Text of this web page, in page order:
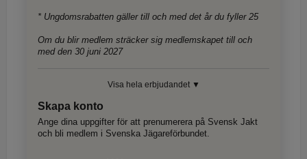
* Ungdomsrabatten gäller till och med det år du fyller 25
Om du blir medlem sträcker sig medlemskapet till och
med den 30 juni 2027
Visa hela erbjudandet ▼
Skapa konto
Ange dina uppgifter för att prenumerera på Svensk Jakt
och bli medlem i Svenska Jägareförbundet.